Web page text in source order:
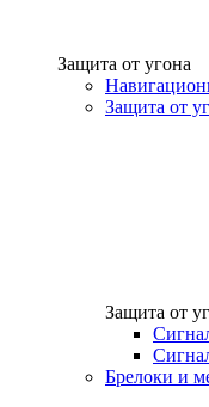
Защита от угона
Защита от
Защита от
Брелоки и